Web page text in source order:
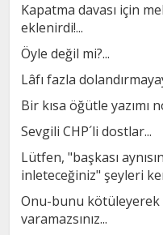
Kapatma davası için
eklenirdi!...
Öyle değil mi?...
Lâfı fazla
Bir kısa öğütle yazımı
Sevgili CHP´li dostlar...
Lütfen, "başkası
inleteceğiniz" şeyleri
Onu-bunu kötüleyerek
varamazsınız...